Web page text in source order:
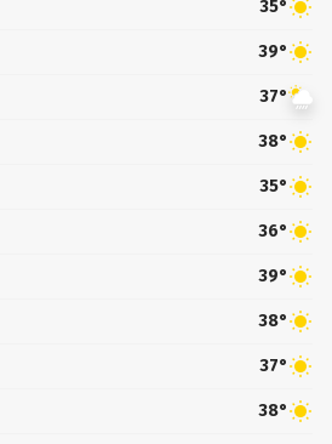
35°
39°
37°
38°
35°
36°
39°
38°
37°
38°